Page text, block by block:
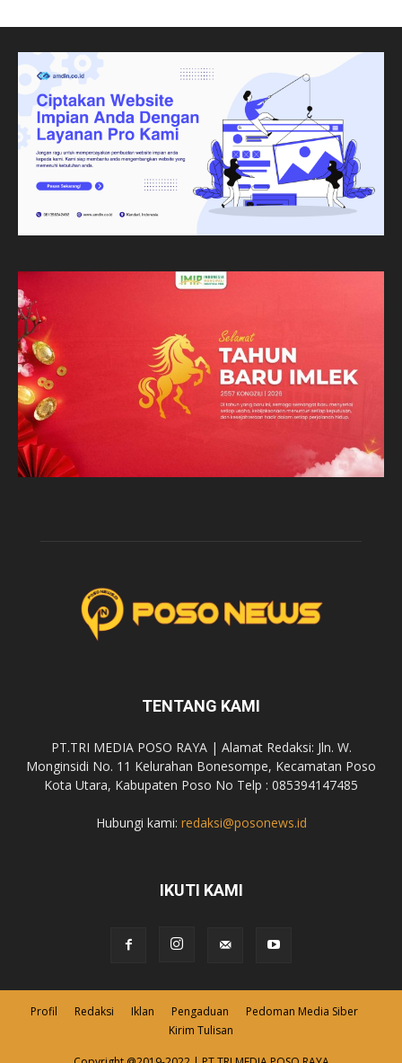
TENTANG KAMI
PT.TRI MEDIA POSO RAYA | Alamat Redaksi: Jln. W.
Monginsidi No. 11 Kelurahan Bonesompe, Kecamatan Poso
Kota Utara, Kabupaten Poso No Telp : 085394147485
Hubungi kami: redaksi@posonews.id
IKUTI KAMI
Profil Redaksi Iklan Pengaduan
Pedoman Media Siber
Kirim Tulisan